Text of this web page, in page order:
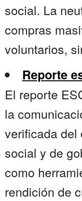
social. La
compras
voluntarios,
Reporte
El reporte
la
verificada del
social y de
como
rendición de